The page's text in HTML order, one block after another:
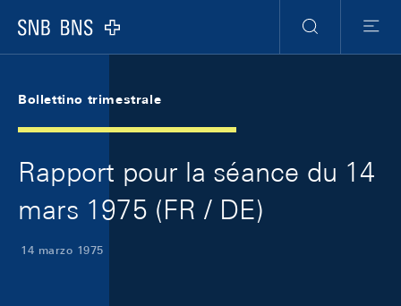
Logo
Ricerca
Menu
Bollettino trimestrale
Rapport pour la séance du 14
mars 1975 (FR / DE)
14 marzo 1975